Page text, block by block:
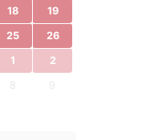
18 19
25 26
1 2
8 9